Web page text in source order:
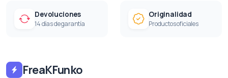
Devoluciones
14 días de garantía
Originalidad
Productos oficiales
FreaKFunko